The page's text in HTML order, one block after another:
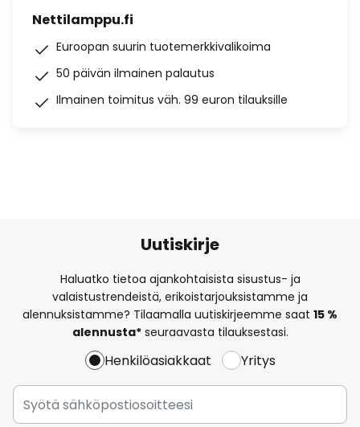
Nettilamppu.fi
Euroopan suurin tuotemerkkivalikoima
50 päivän ilmainen palautus
Ilmainen toimitus väh. 99 euron tilauksille
Uutiskirje
Haluatko tietoa ajankohtaisista sisustus- ja
valaistustrendeistä, erikoistarjouksistamme ja
alennuksistamme? Tilaamalla uutiskirjeemme saat 15 %
alennusta*seuraavasta tilauksestasi.
Henkilöasiakkaat Yritys